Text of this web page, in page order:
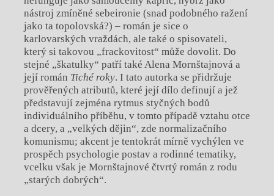
nástroj zmíněné sebeironie (snad podobného ražení
jako ta topolovská?) – román je sice o
karlovarských vraždách, ale také o spisovateli,
který si takovou „frackovitost“ může dovolit. Do
stejné „škatulky“ patří také Alena Mornštajnová a
její román Tiché roky. I tato autorka se přidržuje
prověřených atributů, které její dílo definují a jež
představují zejména rytmus styčných bodů
individuálního příběhu, v tomto případě vztahu otce
a dcery, a „velkých dějin“, zde normalizačního
komunismu; akcent je tentokrát mírně vychýlen ve
prospěch psychologie postav a rodinné tematiky,
vcelku však je Mornštajnové čtvrtý román z rodu
„starých dobrých“.